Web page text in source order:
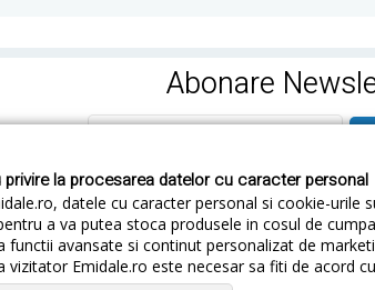
la procesarea datelor cu caracter personal
datele cu caracter personal si cookie-urile
a va putea stoca produsele in cosul de
functii avansate si continut personalizat de
Emidale.ro este necesar sa fiti de acord
Abonare
returnezi Termeni si Conditii